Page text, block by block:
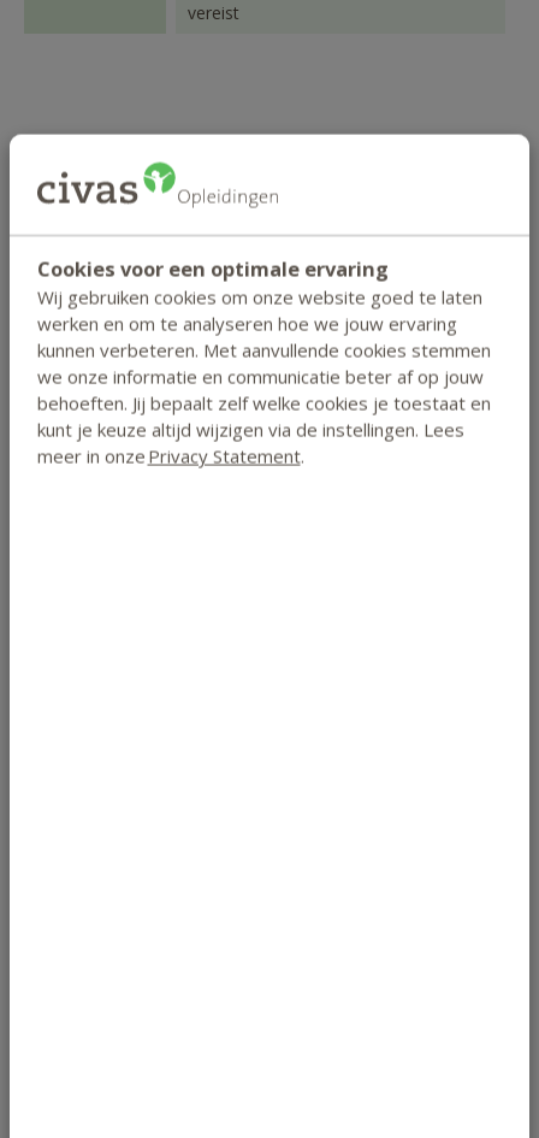
Cookies voor een optimale ervaring
Wij gebruiken cookies om onze website goed te laten
werken en om te analyseren hoe we jouw ervaring
kunnen verbeteren. Met aanvullende cookies stemmen
we onze informatie en communicatie beter af op jouw
behoeften. Jij bepaalt zelf welke cookies je toestaat en
kunt je keuze altijd wijzigen via de instellingen. Lees
meer in onze Privacy Statement.
vereist
Zo studeer je
Bepaal zelf jouw studietempo
Deskundige begeleiding
Digitaal studentenportaal